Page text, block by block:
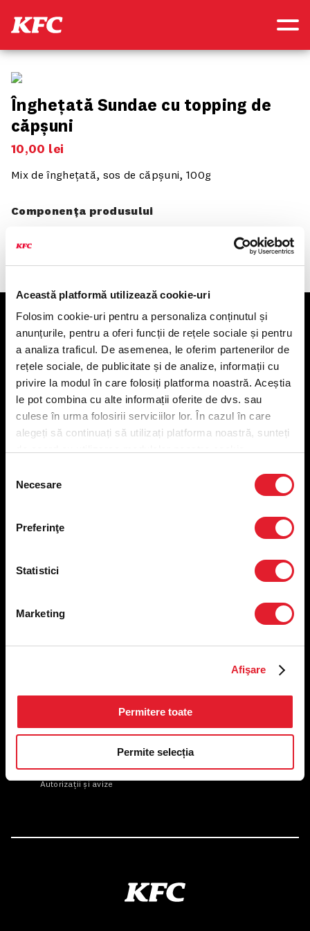
Această platformă utilizează cookie-uri
Folosim cookie-uri pentru a personaliza conținutul și
anunțurile, pentru a oferi funcții de rețele sociale și pentru
a analiza traficul. De asemenea, le oferim partenerilor de
rețele sociale, de publicitate și de analize, informații cu
privire la modul în care folosiți platforma noastră. Aceștia
le pot combina cu alte informații oferite de dvs. sau
culese în urma folosirii serviciilor lor. În cazul în care
alegeți să continuați să utilizați platforma noastră, sunteți
consimțământului
Necesare
Preferinţe
Statistici
Marketing
Afişare
Permitere toate
Permite selecția
Înghețată Sundae cu topping de
căpșuni
10,00 lei
Mix de înghețată, sos de căpșuni, 100g
Componența produsului
KFC
Meniu livrare
Meniu ridicare
Nutriționale și Alergeni
Abonare Newsletter
Contact
Termeni și condiții
Preferințe cookies
ANPC
RO6645790, J40/24660/1994, Rev. Caen (2) 5610 -
239,
Puncte de lucru
Autorizații și avize